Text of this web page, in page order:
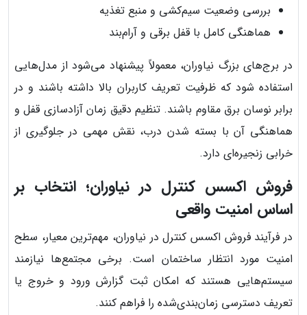
بررسی وضعیت سیم‌کشی و منبع تغذیه
هماهنگی کامل با قفل برقی و آرام‌بند
در برج‌های بزرگ نیاوران، معمولاً پیشنهاد می‌شود از مدل‌هایی
استفاده شود که ظرفیت تعریف کاربران بالا داشته باشند و در
برابر نوسان برق مقاوم باشند. تنظیم دقیق زمان آزادسازی قفل و
هماهنگی آن با بسته شدن درب، نقش مهمی در جلوگیری از
خرابی زنجیره‌ای دارد.
فروش اکسس کنترل در نیاوران؛ انتخاب بر
اساس امنیت واقعی
در فرآیند فروش اکسس کنترل در نیاوران، مهم‌ترین معیار، سطح
امنیت مورد انتظار ساختمان است. برخی مجتمع‌ها نیازمند
سیستم‌هایی هستند که امکان ثبت گزارش ورود و خروج یا
تعریف دسترسی زمان‌بندی‌شده را فراهم کنند.